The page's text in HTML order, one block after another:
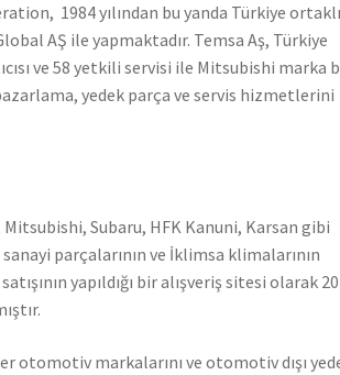
1984 yılından bu yanda Türkiye
AŞ ile yapmaktadır. Temsa Aş, Türkiye
ve 58 yetkili servisi ile Mitsubishi marka
yedek parça ve servis hizmetlerini
Mitsubishi, Subaru, HFK Kanuni, Karsan gibi
parçalarının ve İklimsa klimalarının
yapıldığı bir alışveriş sitesi olarak
otomotiv markalarını ve otomotiv dışı